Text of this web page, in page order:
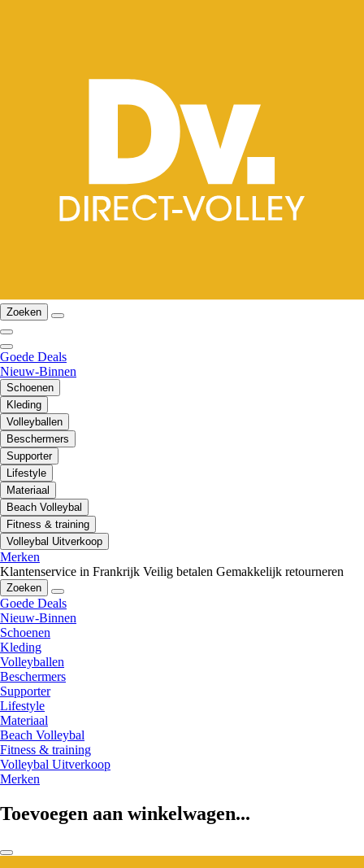
Zoeken
Goede Deals
Nieuw-Binnen
Schoenen
Kleding
Volleyballen
Beschermers
Supporter
Lifestyle
Materiaal
Beach Volleybal
Fitness & training
Volleybal Uitverkoop
Merken
Klantenservice in Frankrijk Veilig betalen Gemakkelijk retourneren
Zoeken
Goede Deals
Nieuw-Binnen
Schoenen
Kleding
Volleyballen
Beschermers
Supporter
Lifestyle
Materiaal
Beach Volleybal
Fitness & training
Volleybal Uitverkoop
Merken
Toevoegen aan winkelwagen...